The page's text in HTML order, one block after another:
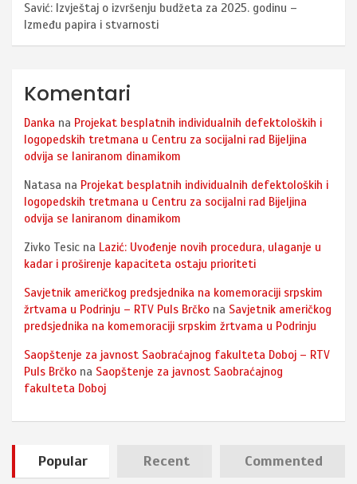
Savić: Izvještaj o izvršenju budžeta za 2025. godinu –
Između papira i stvarnosti
Komentari
Danka na Projekat besplatnih individualnih defektoloških i
logopedskih tretmana u Centru za socijalni rad Bijeljina
odvija se laniranom dinamikom
Natasa na Projekat besplatnih individualnih defektoloških i
logopedskih tretmana u Centru za socijalni rad Bijeljina
odvija se laniranom dinamikom
Zivko Tesic na Lazić: Uvođenje novih procedura, ulaganje u
kadar i proširenje kapaciteta ostaju prioriteti
Savjetnik američkog predsjednika na komemoraciji srpskim
žrtvama u Podrinju – RTV Puls Brčko na Savjetnik američkog
predsjednika na komemoraciji srpskim žrtvama u Podrinju
Saopštenje za javnost Saobraćajnog fakulteta Doboj – RTV
Puls Brčko na Saopštenje za javnost Saobraćajnog
fakulteta Doboj
Popular Recent Commented